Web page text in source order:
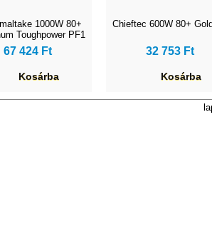
1000W 80+
Toughpower PF1
67 424 Ft
Kosárba
Chieftec 600W 80+
32 753 Ft
Kosárba